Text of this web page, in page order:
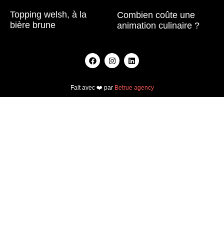
Topping welsh, à la
bière brune
Combien coûte une
animation culinaire ?
Fait avec ❤️ par Betrue agency